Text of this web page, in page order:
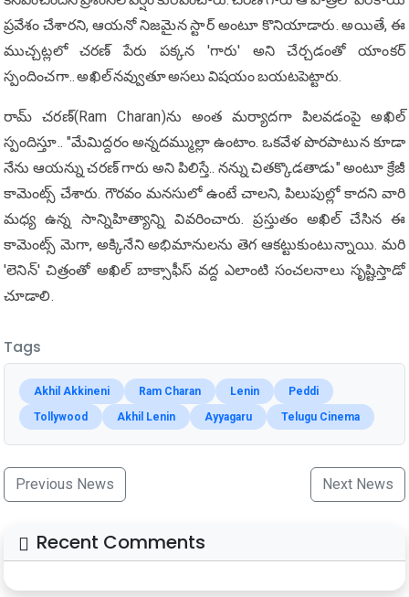
ప్రవేశం చేశారని, ఆయనో నిజమైన స్టార్ అంటూ కొనియాడారు. అయితే, ఈ
ముచ్చట్లలో చరణ్ పేరు పక్కన 'గారు' అని చేర్చడంతో యాంకర్
స్పందించగా.. అఖిల్ నవ్వుతూ అసలు విషయం బయటపెట్టారు.
రామ్ చరణ్‌(Ram Charan)ను అంత మర్యాదగా పిలవడంపై అఖిల్
స్పందిస్తూ.. "మేమిద్దరం అన్నదమ్ముల్లా ఉంటాం. ఒకవేళ పొరపాటున కూడా
నేను ఆయన్ను చరణ్ గారు అని పిలిస్తే.. నన్ను చితక్కొడతాడు" అంటూ క్రేజీ
కామెంట్స్ చేశారు. గౌరవం మనసులో ఉంటే చాలని, పిలుపుల్లో కాదని వారి
మధ్య ఉన్న సాన్నిహిత్యాన్ని వివరించారు. ప్రస్తుతం అఖిల్ చేసిన ఈ
కామెంట్స్ మెగా, అక్కినేని అభిమానులను తెగ ఆకట్టుకుంటున్నాయి. మరి
'లెనిన్' చిత్రంతో అఖిల్ బాక్సాఫీస్ వద్ద ఎలాంటి సంచలనాలు సృష్టిస్తాడో
చూడాలి.
Tags
Akhil Akkineni Ram Charan Lenin
Peddi
Tollywood
Akhil Lenin Ayyagaru Telugu Cinema
Previous News Next News
Recent Comments